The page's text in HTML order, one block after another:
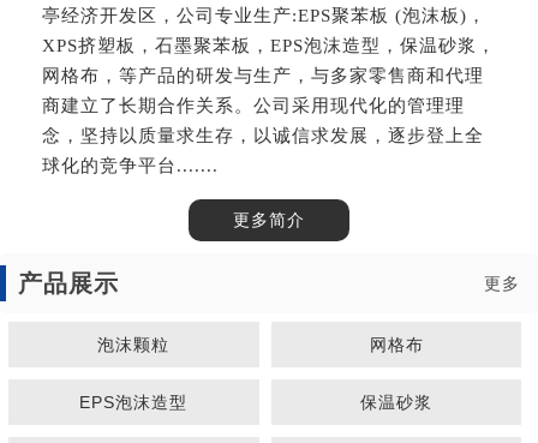
亭经济开发区，公司专业生产:EPS聚苯板 (泡沫板)，
XPS挤塑板，石墨聚苯板，EPS泡沫造型，保温砂浆，
网格布，等产品的研发与生产，与多家零售商和代理
商建立了长期合作关系。公司采用现代化的管理理
念，坚持以质量求生存，以诚信求发展，逐步登上全
球化的竞争平台.......
更多简介
产品展示 更多
泡沫颗粒 网格布
EPS泡沫造型 保温砂浆